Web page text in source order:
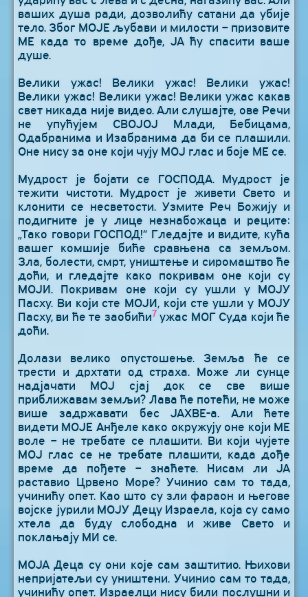
ваших душа ради, дозволићу сатани да убије
тело. Због МОЈЕ љубави и милости – призовите
МЕ када то време дође, ЈА ћу спасити ваше
душе.
Велики ужас! Велики ужас! Велики ужас!
Велики ужас! Велики ужас! Велики ужас какав
свет никада није видео. Али слушајте, ове Речи
не упућујем СВОЈОЈ Млади, Бебицама,
Одабранима и Изабранима да би се плашили.
Оне нису за оне који чују МОЈ глас и боје МЕ се.
Мудрост је бојати се ГОСПОДА. Мудрост је
тежити чистоти. Мудрост је живети Свето и
клонити се несветости. Узмите Реч Божију и
подигните је у лице незнабожаца и реците:
„Тако говори ГОСПОД!“ Гледајте и видите, кућа
вашег комшије биће сравњена са земљом.
Зла, болести, смрт, уништење и сиромаштво ће
доћи, и гледајте како покривам оне који су
МОЈИ. Покривам оне који су ушли у МОЈУ
Пасху. Ви који сте МОЈИ, који сте ушли у МОЈУ
Пасху, ви ће те заобићи7 ужас МОГ Суда који ће
доћи.
Долази велико опустошење. Земља ће се
трести и дрхтати од страха. Може ли сунце
надјачати МОЈ сјај док се све више
приближавам земљи? Лава ће потећи, не може
више задржавати бес ЈАХВЕ-а. Али ћете
видети МОЈЕ Анђеле како окружују оне који МЕ
воле – не требате се плашити. Ви који чујете
МОЈ глас се не требате плашити, када дође
време да пођете – знаћете. Нисам ли ЈА
раставио Црвено Море? Учинио сам то тада,
учинићу опет. Као што су зли фараон и његове
војске јурили МОЈУ Децу Израела, која су само
хтела да буду слободна и живе Свето и
поклањају МИ се.
МОЈА Деца су они које сам заштитио. Њихови
непријатељи су уништени. Учинио сам то тада,
учинићу опет. Израелци нису били послушни и